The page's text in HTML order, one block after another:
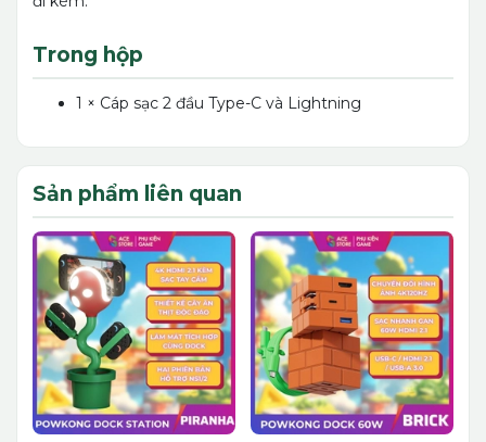
Trong hộp
1 × Cáp sạc 2 đầu Type-C và Lightning
Sản phẩm liên quan